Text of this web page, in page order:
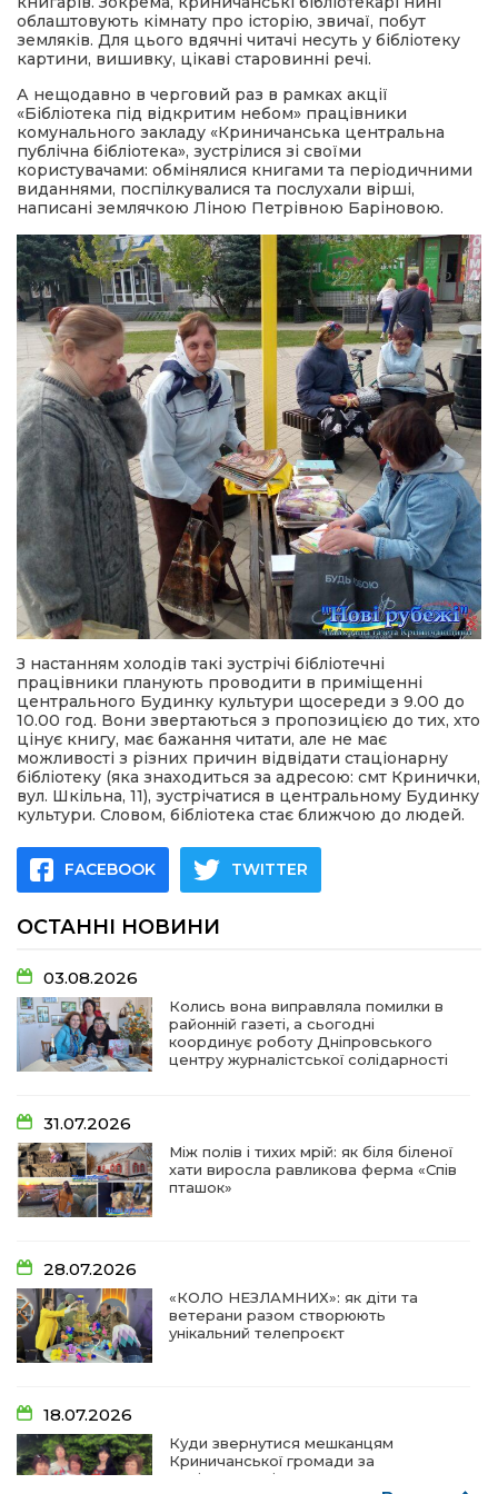
облаштовують кімнату про історію, звичаї, побут
земляків. Для цього вдячні читачі несуть у бібліотеку
картини, вишивку, цікаві старовинні речі.
А нещодавно в черговий раз в рамках акції
«Бібліотека під відкритим небом» працівники
комунального закладу «Криничанська центральна
публічна бібліотека», зустрілися зі своїми
користувачами: обмінялися книгами та періодичними
виданнями, поспілкувалися та послухали вірші,
написані землячкою Ліною Петрівною Баріновою.
З настанням холодів такі зустрічі бібліотечні
працівники планують проводити в приміщенні
центрального Будинку культури щосереди з 9.00 до
10.00 год. Вони звертаються з пропозицією до тих, хто
цінує книгу, має бажання читати, але не має
можливості з різних причин відвідати стаціонарну
бібліотеку (яка знаходиться за адресою: смт Кринички,
вул. Шкільна, 11), зустрічатися в центральному Будинку
культури. Словом, бібліотека стає ближчою до людей.
FACEBOOK TWITTER
ОСТАННІ НОВИНИ
03.08.2026
Колись вона виправляла помилки в
районній газеті, а сьогодні
координує роботу Дніпровського
центру журналістської солідарності
31.07.2026
Між полів і тихих мрій: як біля біленої
хати виросла равликова ферма «Спів
пташок»
28.07.2026
«КОЛО НЕЗЛАМНИХ»: як діти та
ветерани разом створюють
унікальний телепроєкт
18.07.2026
Куди звернутися мешканцям
Криничанської громади за
соціальною підтримкою